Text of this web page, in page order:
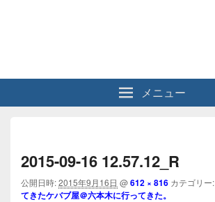
メニュー
2015-09-16 12.57.12_R
公開日時:2015年9月16日 @612 × 816 カテゴリー:
てきたケバブ屋＠六本木に行ってきた。